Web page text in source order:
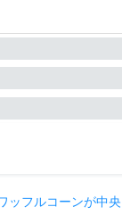
ッフルコーンが中